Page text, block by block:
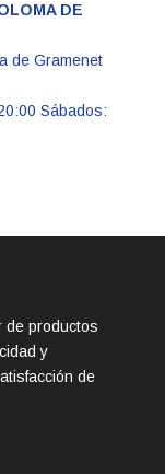
DE
de Gramenet
Sábados:
de productos
y
de